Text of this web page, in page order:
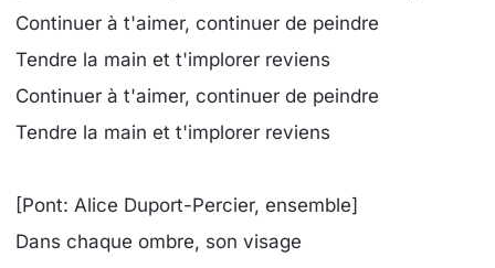
Continuer à t'aimer, continuer de peindre
Tendre la main et t'implorer reviens
Continuer à t'aimer, continuer de peindre
Tendre la main et t'implorer reviens
[Pont: Alice Duport-Percier, ensemble]
Dans chaque ombre, son visage